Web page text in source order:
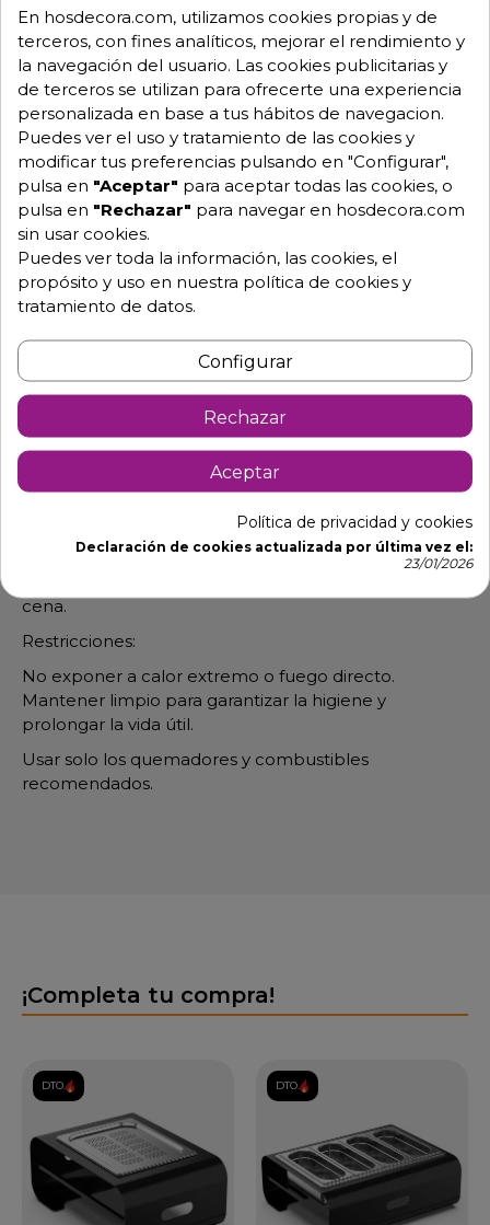
Descripción Detalles de producto
Expositor calentador de platos Línea Buffet Smart
06-488802
Calentador de comida / Chafing dish para buffet.
Descripción del producto:
Expositor calentador de platos de buffet (chafing
dish) de sobremesa, diseñado para mantener
los alimentos calientes y listos para servir en eventos y
Incorpora una placa calentadora eléctrica para
garantizar la conservación de la temperatura idónea.
Material de fabricación:
Soporte fabricado en melanina y cubeta en acero
inoxidable de alta calidad.
Ideal para pequeños buffets, hoteles y eventos de
cena.
Restricciones:
No exponer a calor extremo o fuego directo.
Mantener limpio para garantizar la higiene y
prolongar la vida útil.
Usar solo los quemadores y combustibles
recomendados.
¡Completa tu compra!
DTO. DTO.
En hosdecora.com, utilizamos cookies propias y de
terceros, con fines analíticos, mejorar el rendimiento y
la navegación del usuario. Las cookies publicitarias y
de terceros se utilizan para ofrecerte una experiencia
personalizada en base a tus hábitos de navegacion.
Puedes ver el uso y tratamiento de las cookies y
modificar tus preferencias pulsando en "Configurar",
pulsa en "Aceptar" para aceptar todas las cookies, o
pulsa en "Rechazar" para navegar en hosdecora.com
sin usar cookies.
Puedes ver toda la información, las cookies, el
propósito y uso en nuestra política de cookies y
tratamiento de datos.
Configurar
Rechazar
Aceptar
Política de privacidad y cookies
Declaración de cookies actualizada por última vez el:
23/01/2026